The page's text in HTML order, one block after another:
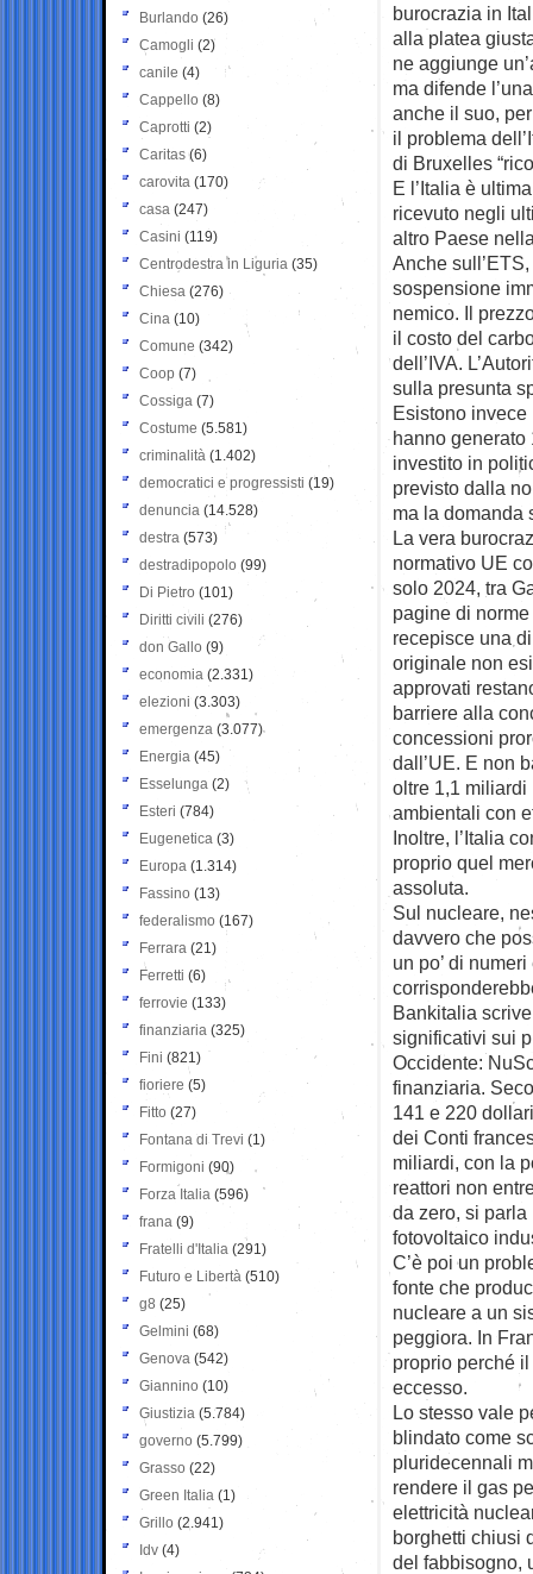
burocrazia in
alla platea
ne aggiunge
ma difende
anche il suo,
il problema
di Bruxelles
E l’Italia è
ricevuto negli
altro Paese
Anche
sospensione
nemico. Il
il costo del
dell’IVA.
sulla presunta
Esistono
hanno generato
investito in
previsto dalla
ma la domanda
La vera
normativo UE
solo 2024, tra
pagine di
recepisce una
originale non
approvati
barriere alla
concessioni
dall’UE. E non
oltre 1,1
ambientali con
Inoltre, l’Italia
proprio quel
assoluta.
Sul nucleare,
davvero che
un po’ di
Bankitalia
significativi sui
Occidente:
finanziaria.
141 e 220
dei Conti
miliardi, con la
reattori non
da zero, si
fotovoltaico
C’è poi un
fonte che
nucleare a un
peggiora. In
proprio perché
eccesso.
Lo stesso vale
blindato come
pluridecennali
rendere il gas
elettricità
borghetti chiusi
del fabbisogno,
Burlando (26)
Camogli (2)
canile (4)
Cappello (8)
Caprotti (2)
Caritas (6)
carovita (170)
casa (247)
Casini (119)
Centrodestra in Liguria (35)
Chiesa (276)
Cina (10)
Comune (342)
Coop (7)
Cossiga (7)
Costume (5.581)
criminalità (1.402)
democratici e progressisti (19)
denuncia (14.528)
destra (573)
destradipopolo (99)
Di Pietro (101)
Diritti civili (276)
don Gallo (9)
economia (2.331)
elezioni (3.303)
emergenza (3.077)
Energia (45)
Esselunga (2)
Esteri (784)
Eugenetica (3)
Europa (1.314)
Fassino (13)
federalismo (167)
Ferrara (21)
Ferretti (6)
ferrovie (133)
finanziaria (325)
Fini (821)
fioriere (5)
Fitto (27)
Fontana di Trevi (1)
Formigoni (90)
Forza Italia (596)
frana (9)
Fratelli d'Italia (291)
Futuro e Libertà (510)
g8 (25)
Gelmini (68)
Genova (542)
Giannino (10)
Giustizia (5.784)
governo (5.799)
Grasso (22)
Green Italia (1)
Grillo (2.941)
Idv (4)